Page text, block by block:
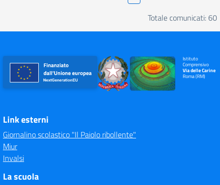
Totale comunicati: 60
Istituto
Comprensivo
Via delle Carine
Roma (RM)
Link esterni
Giornalino scolastico "Il Paiolo ribollente"
Miur
Invalsi
La scuola